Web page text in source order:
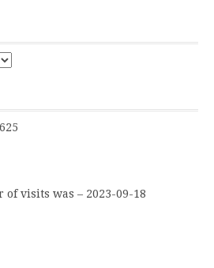
visits was – 2023-09-18